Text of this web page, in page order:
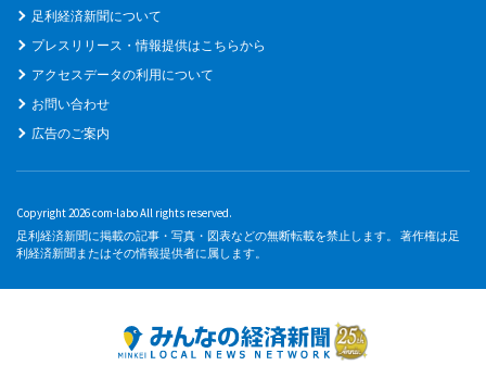
足利経済新聞について
プレスリリース・情報提供はこちらから
アクセスデータの利用について
お問い合わせ
広告のご案内
Copyright 2026 com-labo All rights reserved.
足利経済新聞に掲載の記事・写真・図表などの無断転載を禁止します。 著作権は足
利経済新聞またはその情報提供者に属します。